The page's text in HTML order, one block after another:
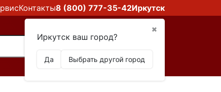
Контакты8 (800) 777-35-42Иркутск
✖
Иркутск ваш город?
Да Выбрать другой город